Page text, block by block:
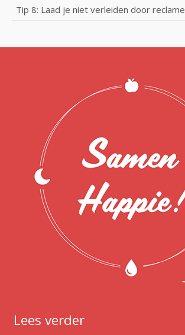
Tip 8: Laad je niet verleiden door reclame
Lees verder